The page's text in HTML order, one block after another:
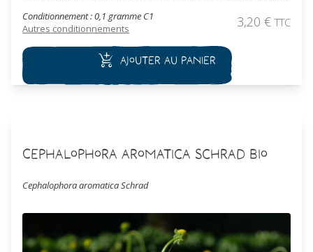
Conditionnement : 0,1 gramme C1
Autres conditionnements
3,20 € TTC
Ajouter au panier
Cephalophora aromatica Schrad Bio
Cephalophora aromatica Schrad